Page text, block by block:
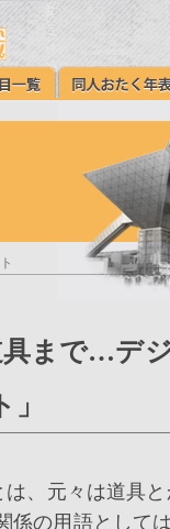
まで…デ
、元々は道具
係の用語として